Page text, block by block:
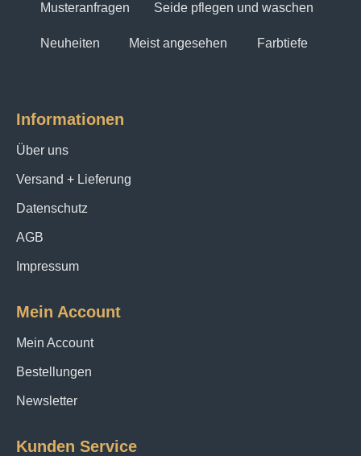
Musteranfragen Seide pflegen und waschen
Neuheiten Meist angesehen Farbtiefe
Informationen
Über uns
Versand + Lieferung
Datenschutz
AGB
Impressum
Mein Account
Mein Account
Bestellungen
Newsletter
Kunden Service